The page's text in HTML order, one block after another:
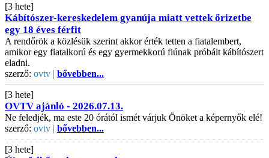
[3 hete]
Kábítószer-kereskedelem gyanúja miatt vettek őrizetbe
egy 18 éves férfit
A rendőrök a közlésük szerint akkor érték tetten a fiatalembert,
amikor egy fiatalkorú és egy gyermekkorú fiúnak próbált kábítószert
eladni.
szerző: ovtv | bővebben...
[3 hete]
OVTV ajánló - 2026.07.13.
Ne feledjék, ma este 20 órától ismét várjuk Önöket a képernyők elé!
szerző: ovtv | bővebben...
[3 hete]